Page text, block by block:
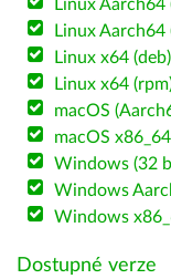
Linux Aarch64
Linux Aarch64
Linux x64 (deb)
Linux x64
macOS
macOS
Windows (32
Windows
Windows
Dostupné verze